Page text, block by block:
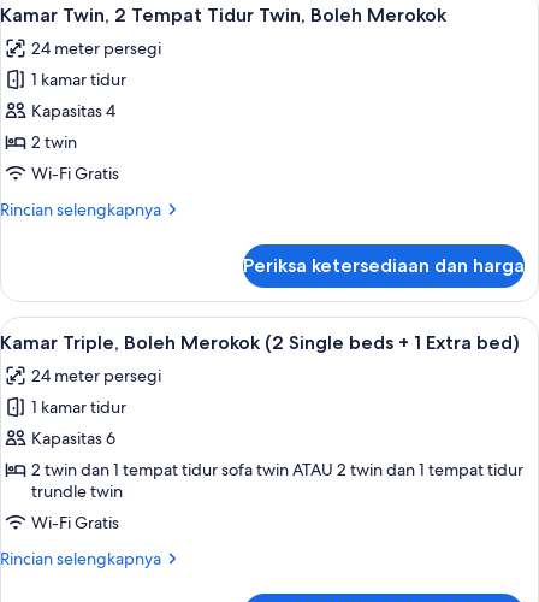
Boleh
semua
foto
untuk
Kamar
Twin,
2
Tidur
Merokok
5
Kamar Twin, 2 Tempat Tidur Twin, Boleh Merokok
24 meter persegi
1 kamar tidur
Kapasitas 4
2 twin
Wi-Fi Gratis
Rincian selengkapnya
Rincian
Kamar
Twin,
2
Tidur
Twin,
Boleh
Merokok
Periksa ketersediaan dan harga
Lihat
semua
foto
untuk
Kamar
Triple,
Boleh
Merokok
(2
Brankas, meja kerja, tirai kedap
4
Kamar Triple, Boleh Merokok (2 Single beds + 1 Extra bed)
24 meter persegi
1 kamar tidur
Kapasitas 6
2 twin dan 1 tempat tidur sofa twin ATAU 2 twin dan 1 tempat tidur
trundle twin
Wi-Fi Gratis
Rincian selengkapnya
Rincian